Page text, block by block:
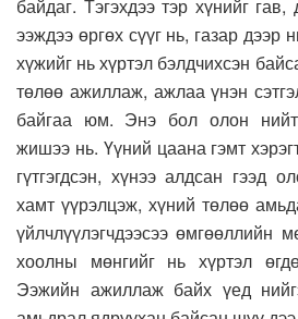
байдаг. Тэгэхдээ тэр хүнийг гав,
ээждээ өргөх сүүг нь, газар дээр
хүжийг нь хүртэл бэлдчихсэн
төлөө ажиллаж, ажлаа үнэн
байгаа юм. Энэ бол олон
жишээ нь. Үүний цаана гэмт
гүтгэгдсэн, хүнээ алдсан гээд
хамт үүрэлцэж, хүний төлөө
үйлчлүүлэгчдээсээ өмгөөллийн
хоолны мөнгийг нь хүртэл
Ээжийн ажиллаж байх үед